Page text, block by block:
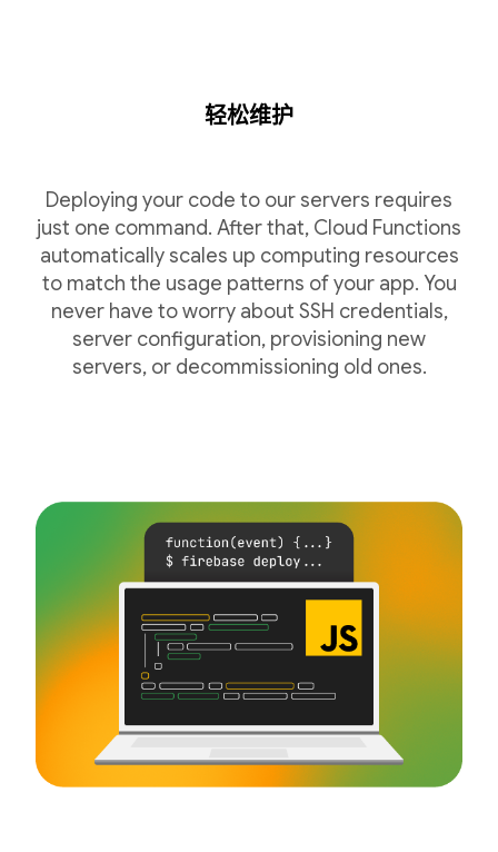
轻松维护
Deploying your code to our servers requires
just one command. After that, Cloud Functions
automatically scales up computing resources
to match the usage patterns of your app. You
never have to worry about SSH credentials,
server configuration, provisioning new
servers, or decommissioning old ones.